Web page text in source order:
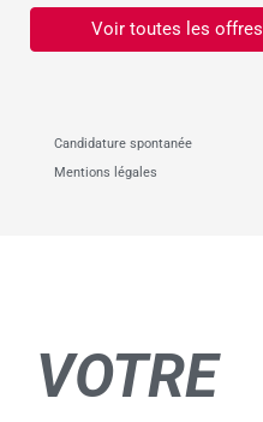
Voir toutes les offres
Candidature spontanée
Mentions légales
VOTRE